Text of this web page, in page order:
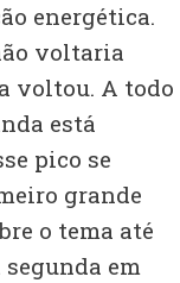
energética.
voltaria
voltou. A todo
está
pico se
grande
o tema até
segunda em